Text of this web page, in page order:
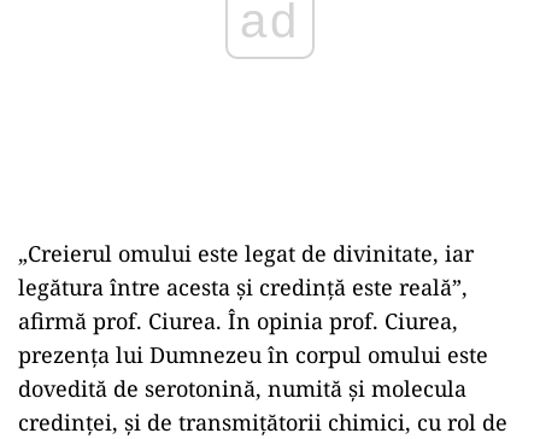
ad
„Creierul omului este legat de divinitate, iar
legătura între acesta și credință este reală”,
afirmă prof. Ciurea. În opinia prof. Ciurea,
prezența lui Dumnezeu în corpul omului este
dovedită de serotonină, numită și molecula
credinței, şi de transmiţătorii chimici, cu rol de